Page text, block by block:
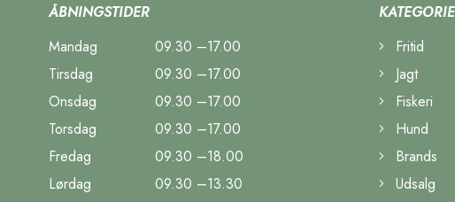
ÅBNINGSTIDER
Mandag
09.30 –17.00
Tirsdag
09.30 –17.00
Onsdag
09.30 –17.00
Torsdag
09.30 –17.00
Fredag
09.30 –18.00
Lørdag
09.30 –13.30
Fritid
Jagt
Fiskeri
Hund
Brands
Udsalg